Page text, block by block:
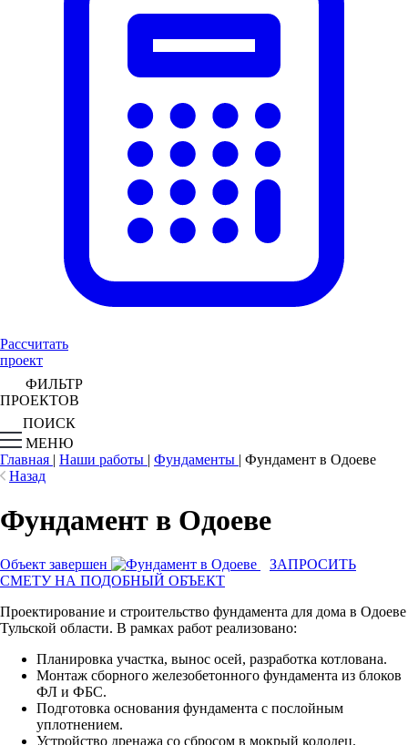
Рассчитать
проект
ФИЛЬТР
ПРОЕКТОВ
ПОИСК
МЕНЮ
Главная | Наши работы | Фундаменты | Фундамент в Одоеве
Назад
Фундамент в Одоеве
Объект завершен
ЗАПРОСИТЬ
СМЕТУ НА ПОДОБНЫЙ ОБЪЕКТ
Проектирование и строительство фундамента для дома в Одоеве
Тульской области. В рамках работ реализовано:
Планировка участка, вынос осей, разработка котлована.
Монтаж сборного железобетонного фундамента из блоков
ФЛ и ФБС.
Подготовка основания фундамента с послойным
уплотнением.
Устройство дренажа со сбросом в мокрый колодец.